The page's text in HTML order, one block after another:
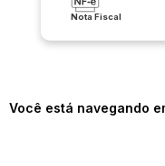
Nota Fiscal
Você está navegando